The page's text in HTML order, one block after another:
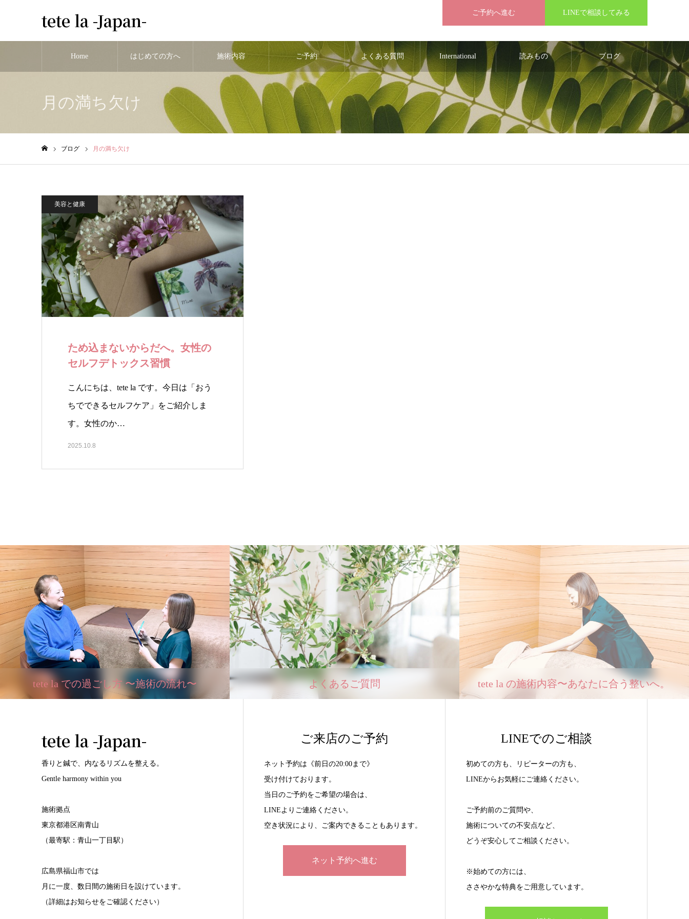
tete la -Japan- ご予約へ進む LINEで相談してみる
Home はじめての方へ 施術内容 ご予約 よくある質問 International 読みもの ブログ
月の満ち欠け
ブログ 月の満ち欠け
美容と健康
ため込まないからだへ。女性の
セルフデトックス習慣
こんにちは、tete la です。今日は「おう
ちでできるセルフケア」をご紹介しま
す。女性のか…
2025.10.8
tete la での過ごし方 〜施術の流れ〜 よくあるご質問 tete la の施術内容〜あなたに合う整いへ。
tete la -Japan-
香りと鍼で、内なるリズムを整える。
Gentle harmony within you
施術拠点
東京都港区南青山
（最寄駅：青山一丁目駅）
広島県福山市では
月に一度、数日間の施術日を設けています。
（詳細はお知らせをご確認ください）
ご来店のご予約
ネット予約は《前日の20:00まで》
受け付けております。
当日のご予約をご希望の場合は、
LINEよりご連絡ください。
空き状況により、ご案内できることもあります。
ネット予約へ進む
LINEでのご相談
初めての方も、リピーターの方も、
LINEからお気軽にご連絡ください。
ご予約前のご質問や、
施術についての不安点など、
どうぞ安心してご相談ください。
※始めての方には、
ささやかな特典をご用意しています。